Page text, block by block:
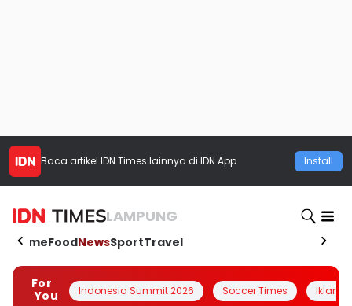
Baca artikel IDN Times lainnya di IDN App Install
LAMPUNG
HomeFoodNewsSportTravel
For
You
Indonesia Summit 2026 Soccer Times Iklanin